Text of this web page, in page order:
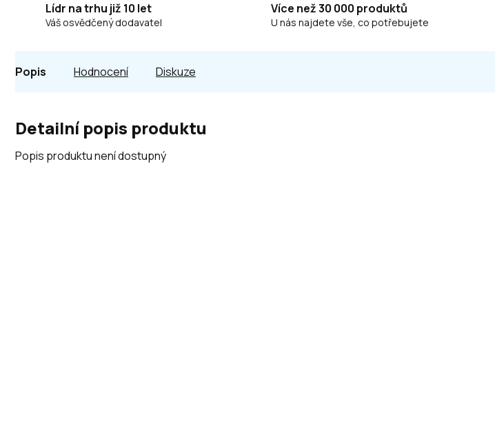
Lídr na trhu již 10 let
Váš osvědčený dodavatel
Více než 30 000 produktů
U nás najdete vše, co potřebujete
Popis Hodnocení Diskuze
Detailní popis produktu
Popis produktu není dostupný